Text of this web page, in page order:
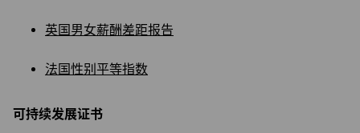
英国男女薪酬差距报告
法国性别平等指数
可持续发展证书